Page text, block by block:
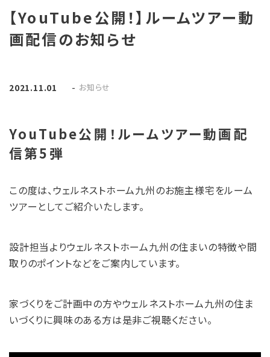
【YouTube公開！】ルームツアー動
画配信のお知らせ
2021.11.01 - お知らせ
YouTube公開！ルームツアー動画配
信第5弾
この度は、ウェルネストホーム九州のお施主様宅をルーム
ツアーとしてご紹介いたします。
設計担当よりウェルネストホーム九州の住まいの特徴や間
取りのポイントなどをご案内しています。
家づくりをご計画中の方やウェルネストホーム九州の住ま
いづくりに興味のある方は是非ご視聴ください。